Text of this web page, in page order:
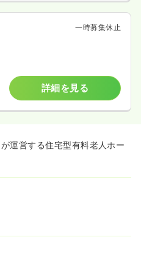
一時募集休止
詳細を見る
運営する住宅型有料老人ホー